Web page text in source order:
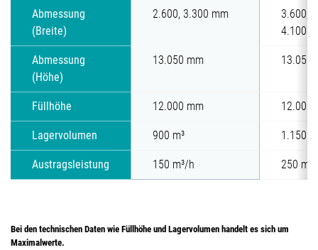
Abmessung
(Breite)
2.600, 3.300 mm
3.600,
4.100
Abmessung
(Höhe)
13.050 mm 13.050
Füllhöhe 12.000 mm 12.000
Lagervolumen 900 m³ 1.150
Austragsleistung 150 m³/h 250
Bei den technischen Daten wie Füllhöhe und Lagervolumen handelt es sich um
Maximalwerte.